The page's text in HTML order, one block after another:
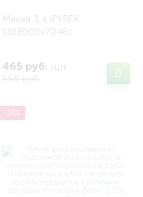
Миска 3 л (PYREX
181B000/7046)
465 руб. /шт
568 руб.
-18%